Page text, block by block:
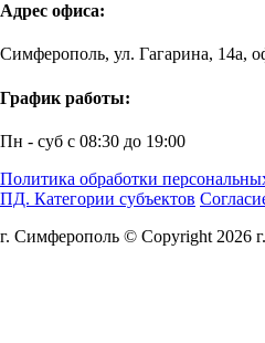
Адрес офиса:
Симферополь, ул. Гагарина, 14а,
График работы:
Пн - суб с 08:30 до 19:00
Политика обработки
ПД. Категории субъектов
г. Симферополь © Copyright 2026 г.